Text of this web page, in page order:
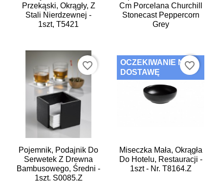
Przekąski, Okrągły, Z
Stali Nierdzewnej -
1szt, T5421
Cm Porcelana Churchill
Stonecast Peppercorn
Grey
Pojemnik, Podajnik Do
Serwetek Z Drewna
Bambusowego, Średni -
1szt. S0085.Z
favorite_border
Miseczka Mała, Okrągła
Do Hotelu, Restauracji -
1szt - Nr. T8164.Z
OCZEKIWANIE NA
DOSTAWĘ
favorite_border